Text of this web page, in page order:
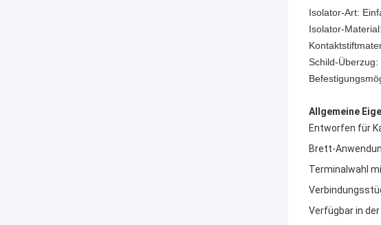
Isolator-Art:
Isolator-
Schild-Überzug:
Allgemeine
Entworfen für
Brett-
Terminalwahl
Verfügbar in